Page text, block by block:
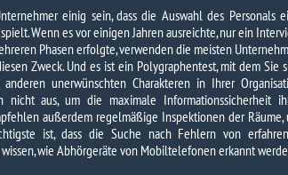
einig sein, dass die Auswahl des Personals
Wenn es vor einigen Jahren ausreichte, nur ein
Phasen erfolgte, verwenden die meisten
Zweck. Und es ist ein Polygraphentest, mit dem Sie
unerwünschten Charakteren in Ihrer
nicht aus, um die maximale Informationssicherheit
außerdem regelmäßige Inspektionen der Räume,
ist, dass die Suche nach Fehlern von
wie Abhörgeräte von Mobiltelefonen erkannt